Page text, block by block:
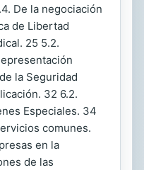
De la negociación
de Libertad
25 5.2.
la Seguridad
32 6.2.
Especiales. 34
comunes.
en la
de las